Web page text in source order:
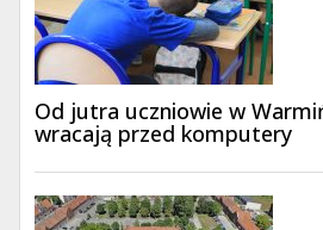
Od jutra uczniowie w
wracają przed komputery